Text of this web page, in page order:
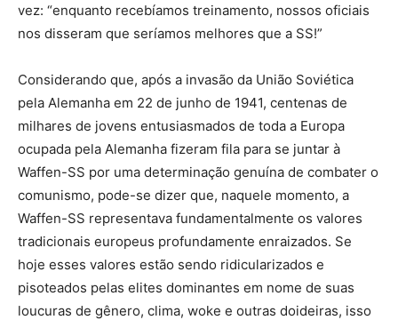
vez: “enquanto recebíamos treinamento, nossos oficiais
nos disseram que seríamos melhores que a SS!”
Considerando que, após a invasão da União Soviética
pela Alemanha em 22 de junho de 1941, centenas de
milhares de jovens entusiasmados de toda a Europa
ocupada pela Alemanha fizeram fila para se juntar à
Waffen-SS por uma determinação genuína de combater o
comunismo, pode-se dizer que, naquele momento, a
Waffen-SS representava fundamentalmente os valores
tradicionais europeus profundamente enraizados. Se
hoje esses valores estão sendo ridicularizados e
pisoteados pelas elites dominantes em nome de suas
loucuras de gênero, clima, woke e outras doideiras, isso